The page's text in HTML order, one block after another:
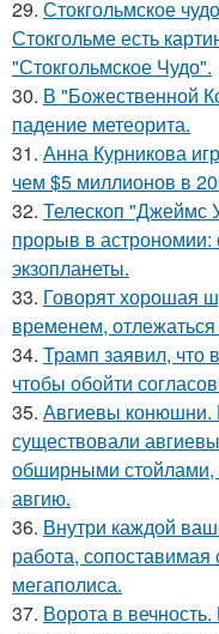
29. Стокгольмское
Стокгольме есть
"Стокгольмское Чудо".
30. В "Божественной
падение метеорита.
31. Анна Курникова
чем $5 миллионов в
32. Телескоп "Джеймс
прорыв в
экзопланеты.
33. Говорят хорошая
временем,
34. Трамп заявил,
чтобы обойти
35. Авгиевы конюшни.
существовали
обширными
авгию.
36. Внутри каждой
работа, сопоставимая
мегаполиса.
37. Ворота в